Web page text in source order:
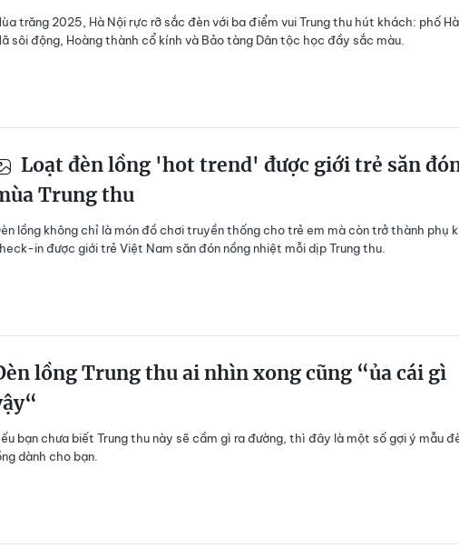
trăng 2025, Hà Nội rực rỡ sắc đèn với ba điểm vui Trung thu hút khách: phố
sôi động, Hoàng thành cổ kính và Bảo tàng Dân tộc học đầy sắc màu.
Loạt đèn lồng 'hot trend' được giới trẻ săn
Trung thu
lồng không chỉ là món đồ chơi truyền thống cho trẻ em mà còn trở thành phụ
in được giới trẻ Việt Nam săn đón nồng nhiệt mỗi dịp Trung thu.
lồng Trung thu ai nhìn xong cũng “ủa cái gì
bạn chưa biết Trung thu này sẽ cầm gì ra đường, thì đây là một số gợi ý mẫu
dành cho bạn.